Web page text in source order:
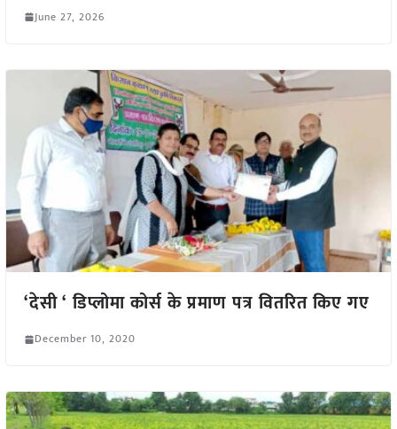
June 27, 2026
‘देसी ‘ डिप्लोमा कोर्स के प्रमाण पत्र वितरित किए गए
December 10, 2020